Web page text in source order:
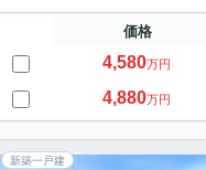
価格
4,580万円
4,880万円
新築一戸建